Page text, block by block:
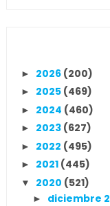
► 2026 (200)
► 2025 (469)
► 2024 (460)
► 2023 (627)
► 2022 (495)
► 2021 (445)
▼ 2020 (521)
► diciembre